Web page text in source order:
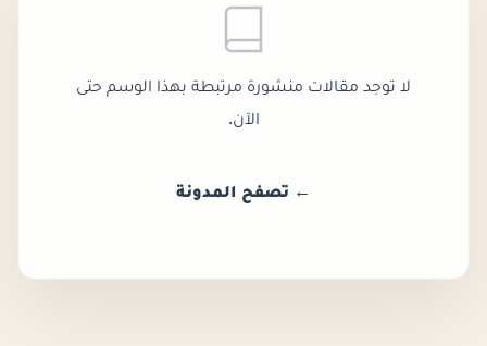
لا توجد مقالات منشورة مرتبطة بهذا الوسم حتى
الآن.
← تصفح المدونة